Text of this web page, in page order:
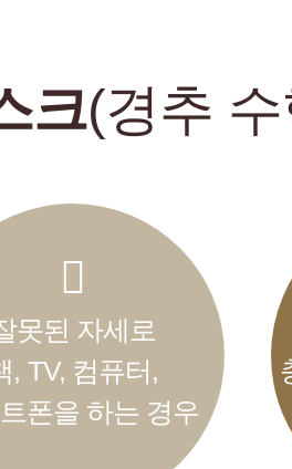
크(경추
못된 자세로
, TV, 컴퓨터,
폰을 하는 경우